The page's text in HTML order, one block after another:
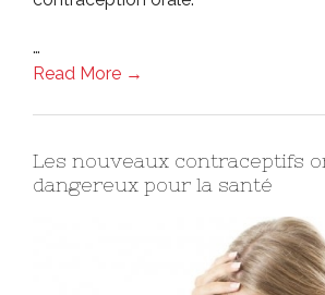
…
Read More →
Les nouveaux contraceptifs
dangereux pour la santé